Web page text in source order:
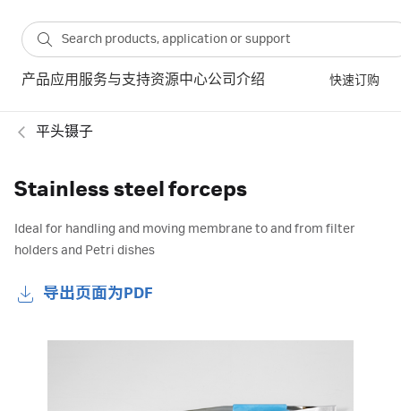
产品应用 服务与支持资源中心公司介绍 快速订购
平头镊子
Stainless steel forceps
Ideal for handling and moving membrane to and from filter
holders and Petri dishes
导出页面为PDF